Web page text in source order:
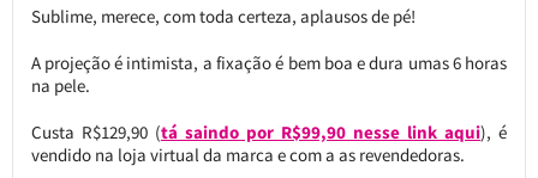
Sublime, merece, com toda certeza, aplausos de pé!
A projeção é intimista, a fixação é bem boa e dura umas 6 horas
na pele.
Custa R$129,90 (tá saindo por R$99,90 nesse link aqui), é
vendido na loja virtual da marca e com a as revendedoras.